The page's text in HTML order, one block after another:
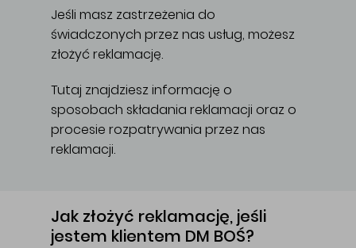
Jeśli masz zastrzeżenia do
świadczonych przez nas usług, możesz
złożyć reklamację.
Tutaj znajdziesz informację o
sposobach składania reklamacji oraz o
procesie rozpatrywania przez nas
reklamacji.
Jak złożyć reklamację, jeśli
jestem klientem DM BOŚ?